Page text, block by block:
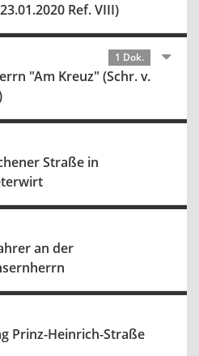
Ref. VIII)
1 Dok.
"Am Kreuz" (Schr. v.
Straße in
an der
Prinz-Heinrich-Straße